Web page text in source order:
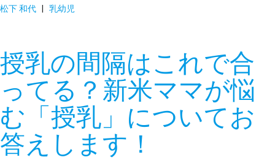
松下 和代 | 乳幼児
授乳の間隔はこれで合
ってる？新米ママが悩
む「授乳」についてお
答えします！